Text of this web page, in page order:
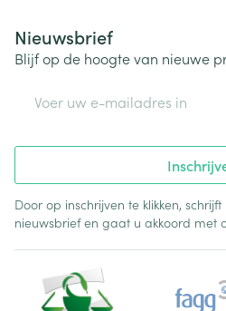
Nieuwsbrief
Blijf op de hoogte van nieuwe
Door op inschrijven te klikken,
nieuwsbrief en gaat u akkoord met